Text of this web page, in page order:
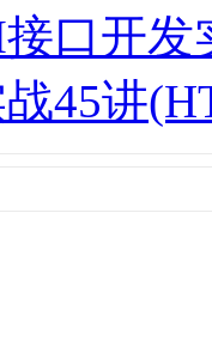
口开发
45讲